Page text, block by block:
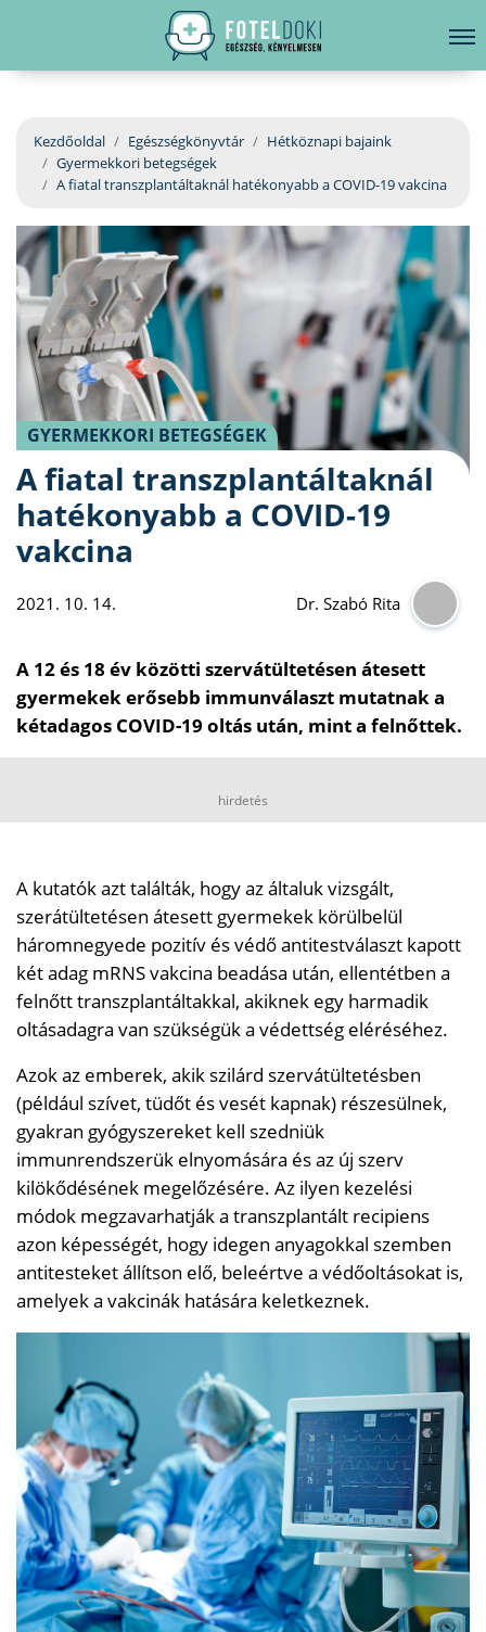
EGÉSZSÉGKÖNYVTÁR
BETEGSÉGKALAUZ
ÜGYELETKERESŐ
ORVOS VÁLASZOL
ORVOSKERESŐ
hirdetés
Kezdőoldal Egészségkönyvtár
Hétköznapi bajaink
Gyermekkori betegségek
A fiatal transzplantáltaknál hatékonyabb a COVID-19 vakcina
GYERMEKKORI BETEGSÉGEK
A fiatal transzplantáltaknál
hatékonyabb a COVID-19
vakcina
2021. 10. 14. Dr. Szabó Rita
A 12 és 18 év közötti szervátültetésen átesett
gyermekek erősebb immunválaszt mutatnak a
kétadagos COVID-19 oltás után, mint a felnőttek.
hirdetés
A kutatók azt találták, hogy az általuk vizsgált,
szerátültetésen átesett gyermekek körülbelül
háromnegyede pozitív és védő antitestválaszt kapott
két adag mRNS vakcina beadása után, ellentétben a
felnőtt transzplantáltakkal, akiknek egy harmadik
oltásadagra van szükségük a védettség eléréséhez.
Azok az emberek, akik szilárd szervátültetésben
(például szívet, tüdőt és vesét kapnak) részesülnek,
gyakran gyógyszereket kell szedniük
immunrendszerük elnyomására és az új szerv
kilökődésének megelőzésére. Az ilyen kezelési
módok megzavarhatják a transzplantált recipiens
azon képességét, hogy idegen anyagokkal szemben
antitesteket állítson elő, beleértve a védőoltásokat is,
amelyek a vakcinák hatására keletkeznek.